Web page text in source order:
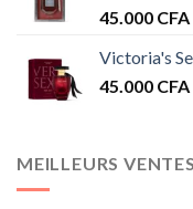
45.000 CFA
Victoria's
45.000 CFA
MEILLEURS VENTES